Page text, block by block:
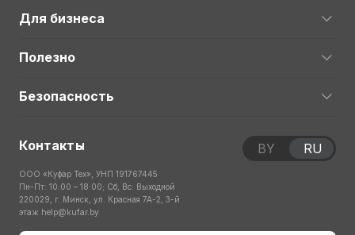
Для бизнеса
Полезно
Безопасность
Контакты
ООО «Куфар Тех», УНП 191767445
Пн-Пт: 10:00 – 18:00; Сб, Вс: Выходной
220029, г. Минск, ул. Красная 7А-2, 3-й
этаж help@kufar.by
BY RU